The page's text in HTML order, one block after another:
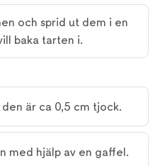
och sprid ut dem i en
baka tarten i.
är ca 0,5 cm tjock.
med hjälp av en gaffel.